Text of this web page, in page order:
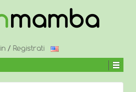
/ Registrati